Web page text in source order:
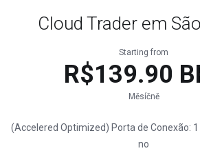
Cloud Trader em
Starting from
R$139.90
Měsíčně
(Accelered Optimized) Porta de Conexão:
no